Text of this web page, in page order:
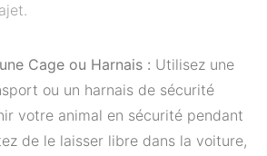
Cage ou Harnais : Utilisez une
ou un harnais de sécurité
votre animal en sécurité pendant
de le laisser libre dans la voiture,